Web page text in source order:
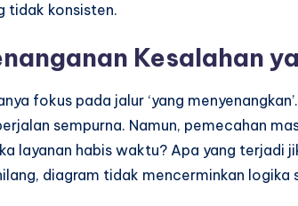
tidak konsisten.
Kesalahan
fokus pada jalur ‘yang
sempurna. Namun, pemecahan
layanan habis waktu? Apa yang terjadi
diagram tidak mencerminkan logika